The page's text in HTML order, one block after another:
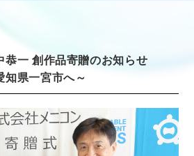
GLOBAL
恭一 創作品寄贈のお知らせ
知県一宮市へ～